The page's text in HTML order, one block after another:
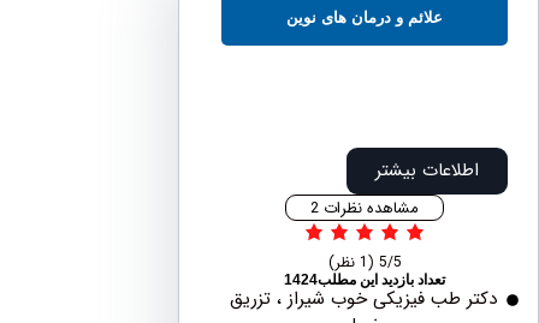
علائم و درمان های نوین
اطلاعات بیشتر
مشاهده نظرات 2
تعداد بازدید این مطلب1424
طب فیزیکی خوب شیراز ، تزریق